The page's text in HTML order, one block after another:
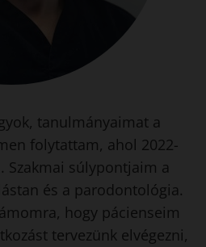
tanulmányaimat a
folytattam, ahol 2022-
Szakmai súlypontjaim a
és a parodontológia.
hogy pácienseim
tervezünk elvégezni,